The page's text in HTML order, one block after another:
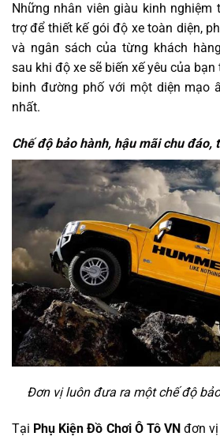
Những nhân viên giàu kinh nghiệm
trợ để thiết kế gói độ xe toàn diện,
và ngân sách của từng khách
sau khi độ xe sẽ biến xế yêu của
binh đường phố với một diện mạo
nhất.
Chế độ bảo hành, hậu mãi chu đáo,
Đơn vị luôn đưa ra một chế độ
Tại Phụ Kiện Đồ Chơi Ô Tô VNđơn